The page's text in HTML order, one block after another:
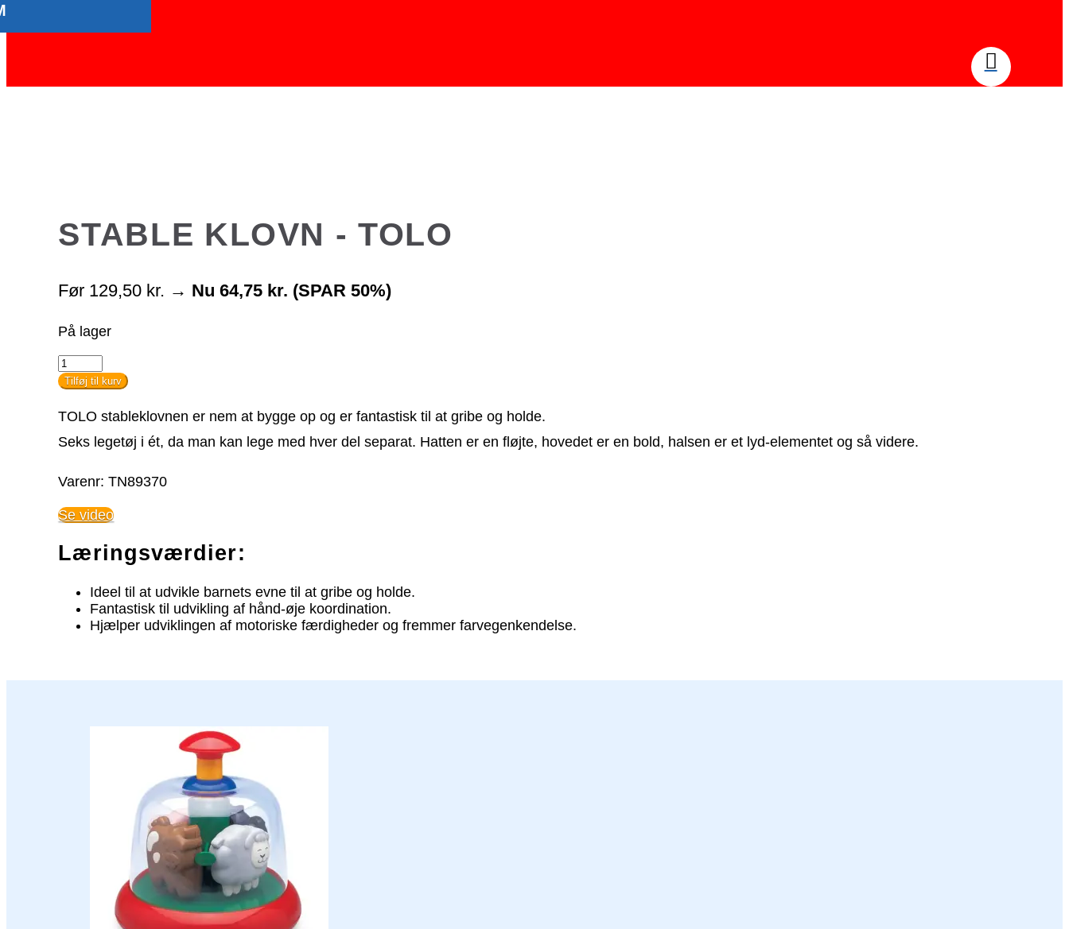
STABLE KLOVN - TOLO
Før 129,50 kr. → Nu64,75 kr. (SPAR 50%)
På lager
Stable
Klovn
TOLO
Tilføj til kurv
TOLO stableklovnen er nem at bygge op og er fantastisk til at gribe og holde.
Seks legetøj i ét, da man kan lege med hver del separat. Hatten er en fløjte, hovedet er en bold, halsen er et lyd-elementet og så videre.
Varenr: TN89370
Se video
Læringsværdier:
Ideel til at udvikle barnets evne til at gribe og holde.
Fantastisk til udvikling af hånd-øje koordination.
Hjælper udviklingen af motoriske færdigheder og fremmer farvegenkendelse.